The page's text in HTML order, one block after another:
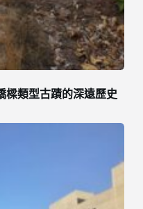
樑類型古蹟的深遠歷史